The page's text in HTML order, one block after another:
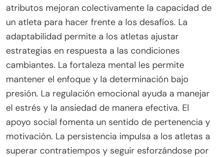
atributos mejoran colectivamente la capacidad de
un atleta para hacer frente a los desafíos. La
adaptabilidad permite a los atletas ajustar
estrategias en respuesta a las condiciones
cambiantes. La fortaleza mental les permite
mantener el enfoque y la determinación bajo
presión. La regulación emocional ayuda a manejar
el estrés y la ansiedad de manera efectiva. El
apoyo social fomenta un sentido de pertenencia y
motivación. La persistencia impulsa a los atletas a
superar contratiempos y seguir esforzándose por